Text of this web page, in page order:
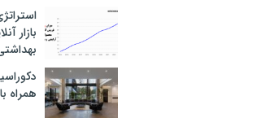
بازار
همراه